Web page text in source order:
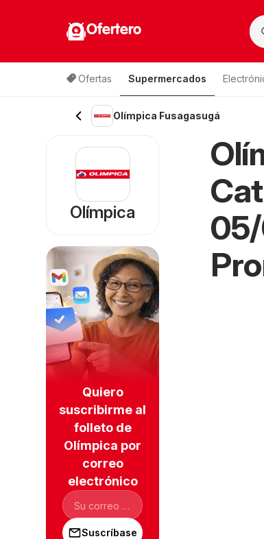
Ofertero
Ofertas Supermercados
Olímpica Fusagasugá
Olímpica
Quiero
suscribirme al
folleto de
Olímpica por
correo
electrónico
Suscríbase